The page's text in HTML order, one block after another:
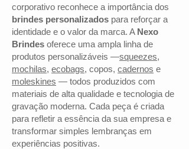
corporativo reconhece a importância dos
brindes personalizados para reforçar a
identidade e o valor da marca. A Nexo
Brindes oferece uma ampla linha de
produtos personalizáveis —squeezes,
mochilas, ecobags, copos, cadernos e
moleskines — todos produzidos com
materiais de alta qualidade e tecnologia de
gravação moderna. Cada peça é criada
para refletir a essência da sua empresa e
transformar simples lembranças em
experiências positivas.